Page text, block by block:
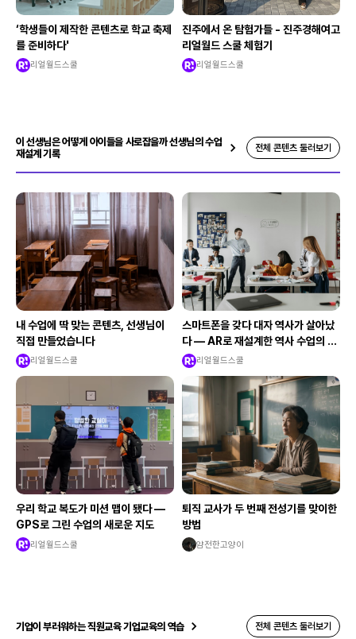
‘학생들이 제작한 콘텐츠로 학교 축제
를 준비하다'
리얼월드스쿨
진주에서 온 탐험가들 - 진주경해여고
리얼월드 스쿨 체험기
리얼월드스쿨
이 선생님은 어떻게 아이들을 사로잡을까 선생님의 수업
재설계 기록
전체 콘텐츠 둘러보기
내 수업에 딱 맞는 콘텐츠, 선생님이
직접 만들었습니다
리얼월드스쿨
스마트폰을 갖다 대자 역사가 살아났
다 — AR로 재설계한 역사 수업의 기
록 리얼월드스쿨
우리 학교 복도가 미션 맵이 됐다 —
GPS로 그린 수업의 새로운 지도
리얼월드스쿨
퇴직 교사가 두 번째 전성기를 맞이한
방법
얌전한고양이
기업이 부러워하는 직원교육 기업교육의 역습 전체 콘텐츠 둘러보기